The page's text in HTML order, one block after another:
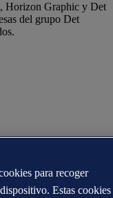
Graphic y Det
del grupo Det
para recoger
Estas cookies